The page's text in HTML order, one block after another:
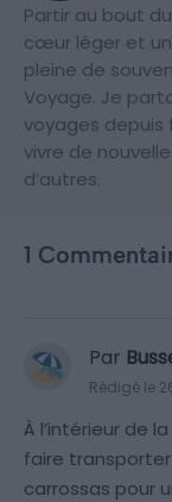
Partir au bout
cœur léger et
pleine de
Voyage. Je
voyages depuis
vivre de
d’autres.
1
Par
Rédigé le
À l’intérieur de
faire
carrossas pour